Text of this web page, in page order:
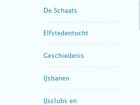
De Schaats
Elfstedentocht
Geschiedenis
IJsbanen
IJsclubs en